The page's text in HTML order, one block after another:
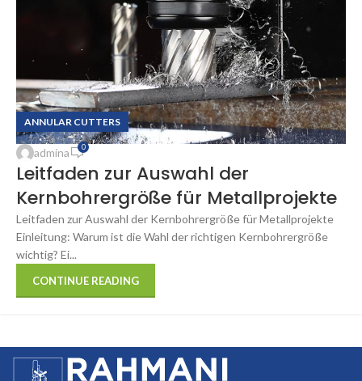
ANNULAR CUTTERS
admina 0
Leitfaden zur Auswahl der
Kernbohrergröße für Metallprojekte
Leitfaden zur Auswahl der Kernbohrergröße für Metallprojekte
Einleitung: Warum ist die Wahl der richtigen Kernbohrergröße
wichtig? Ei...
CONTINUE READING